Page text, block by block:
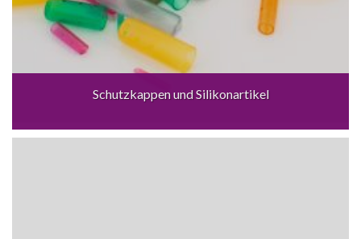
Schutzkappen und Silikonartikel